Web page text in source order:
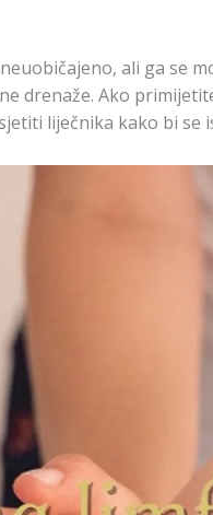
ali ga se
drenaže. Ako
liječnika kako bi